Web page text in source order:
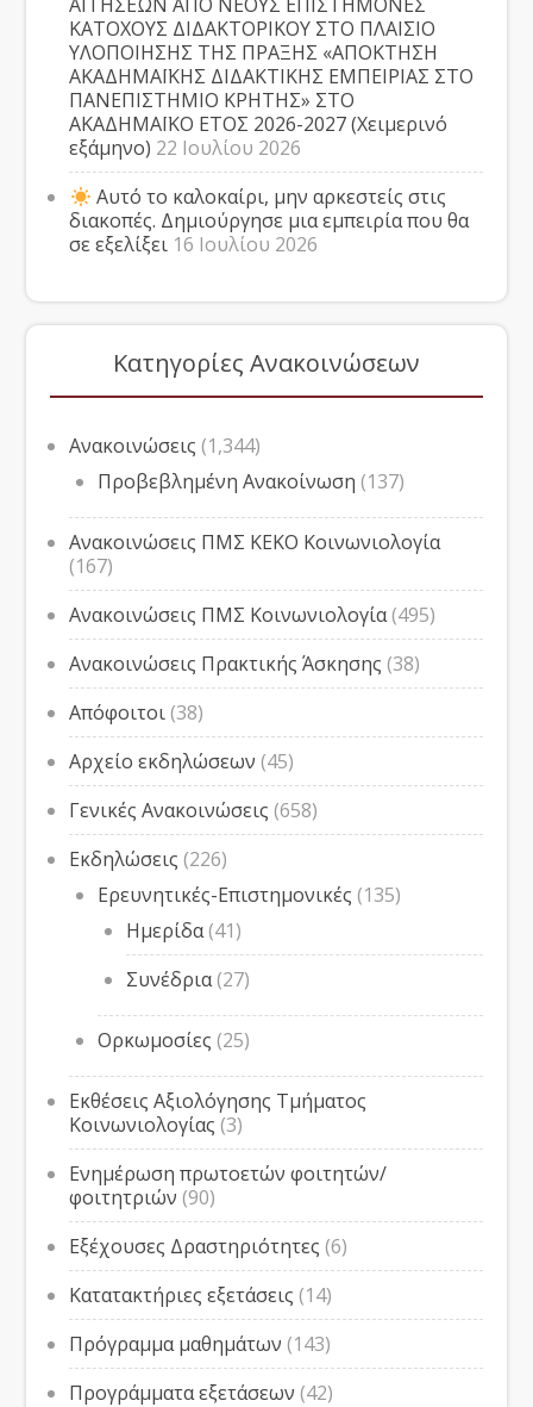
ΚΑΤΟΧΟΥΣ ΔΙΔΑΚΤΟΡΙΚΟΥ ΣΤΟ ΠΛΑΙΣΙΟ
ΥΛΟΠΟΙΗΣΗΣ ΤΗΣ ΠΡΑΞΗΣ «ΑΠΟΚΤΗΣΗ
ΑΚΑΔΗΜΑΪΚΗΣ ΔΙΔΑΚΤΙΚΗΣ ΕΜΠΕΙΡΙΑΣ ΣΤΟ
ΠΑΝΕΠΙΣΤΗΜΙΟ ΚΡΗΤΗΣ» ΣΤΟ
ΑΚΑΔΗΜΑΪΚΟ ΕΤΟΣ 2026-2027 (Χειμερινό
εξάμηνο) 22 Ιουλίου 2026
Αυτό το καλοκαίρι, μην αρκεστείς στις
διακοπές. Δημιούργησε μια εμπειρία που θα
σε εξελίξει 16 Ιουλίου 2026
Κατηγορίες Ανακοινώσεων
Ανακοινώσεις (1,344)
Προβεβλημένη Ανακοίνωση (137)
Ανακοινώσεις ΠΜΣ ΚΕΚΟ Κοινωνιολογία
(167)
Ανακοινώσεις ΠΜΣ Κοινωνιολογία(495)
Ανακοινώσεις Πρακτικής Άσκησης (38)
Απόφοιτοι(38)
Αρχείο εκδηλώσεων (45)
Γενικές Ανακοινώσεις (658)
Εκδηλώσεις (226)
Ερευνητικές-Επιστημονικές (135)
Ημερίδα(41)
Συνέδρια(27)
Ορκωμοσίες (25)
Εκθέσεις Αξιολόγησης Τμήματος
Κοινωνιολογίας (3)
Ενημέρωση πρωτοετών φοιτητών/
φοιτητριών (90)
Εξέχουσες Δραστηριότητες (6)
Κατατακτήριες εξετάσεις (14)
Πρόγραμμα μαθημάτων (143)
Προγράμματα εξετάσεων (42)